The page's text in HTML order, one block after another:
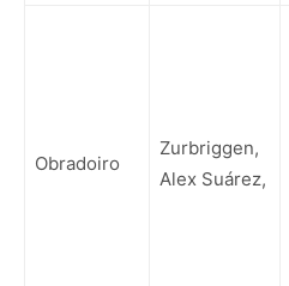
Obradoiro
Zurbriggen,
Alex Suárez,